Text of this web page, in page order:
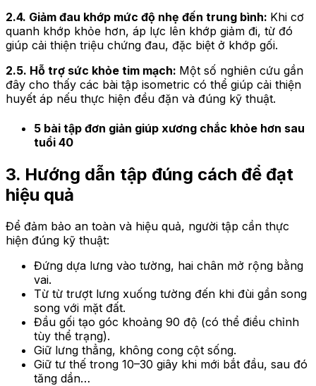
2.4. Giảm đau khớp mức độ nhẹ đến trung bình: Khi cơ
quanh khớp khỏe hơn, áp lực lên khớp giảm đi, từ đó
giúp cải thiện triệu chứng đau, đặc biệt ở khớp gối.
2.5. Hỗ trợ sức khỏe tim mạch: Một số nghiên cứu gần
đây cho thấy các bài tập isometric có thể giúp cải thiện
huyết áp nếu thực hiện đều đặn và đúng kỹ thuật.
5 bài tập đơn giản giúp xương chắc khỏe hơn sau
tuổi 40
3. Hướng dẫn tập đúng cách để đạt
hiệu quả
Để đảm bảo an toàn và hiệu quả, người tập cần thực
hiện đúng kỹ thuật:
Đứng dựa lưng vào tường, hai chân mở rộng bằng
vai.
Từ từ trượt lưng xuống tường đến khi đùi gần song
song với mặt đất.
Đầu gối tạo góc khoảng 90 độ (có thể điều chỉnh
tùy thể trạng).
Giữ lưng thẳng, không cong cột sống.
Giữ tư thế trong 10–30 giây khi mới bắt đầu, sau đó
tăng dần…